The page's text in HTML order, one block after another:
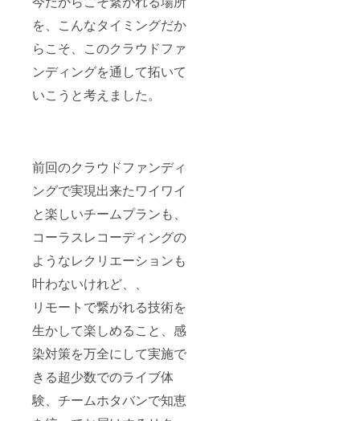
を、こんなタイミングだか
らこそ、このクラウドファ
ンディングを通して拓いて
いこうと考えました。
前回のクラウドファンディ
ングで実現出来たワイワイ
と楽しいチームプランも、
コーラスレコーディングの
ようなレクリエーションも
叶わないけれど、、
リモートで繋がれる技術を
生かして楽しめること、感
染対策を万全にして実施で
きる超少数でのライブ体
験、チームホタバンで知恵